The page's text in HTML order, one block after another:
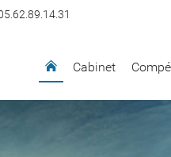
Cabinet